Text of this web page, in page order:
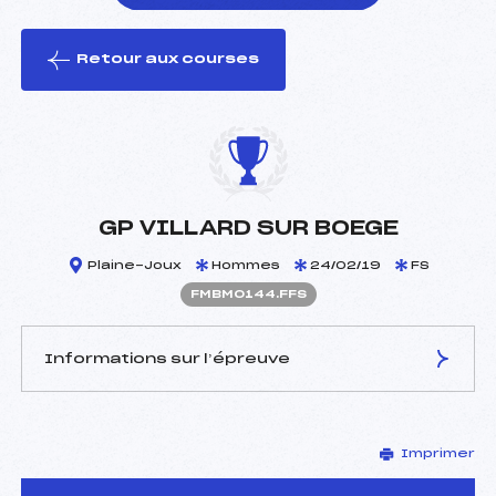
le ski
Retour aux courses
GP VILLARD SUR BOEGE
Plaine-Joux Hommes 24/02/19 FS
FMBM0144.FFS
Informations sur l’épreuve
BOSCHAT AMAURY (MB)
D.T Adjoint :
–
Imprimer